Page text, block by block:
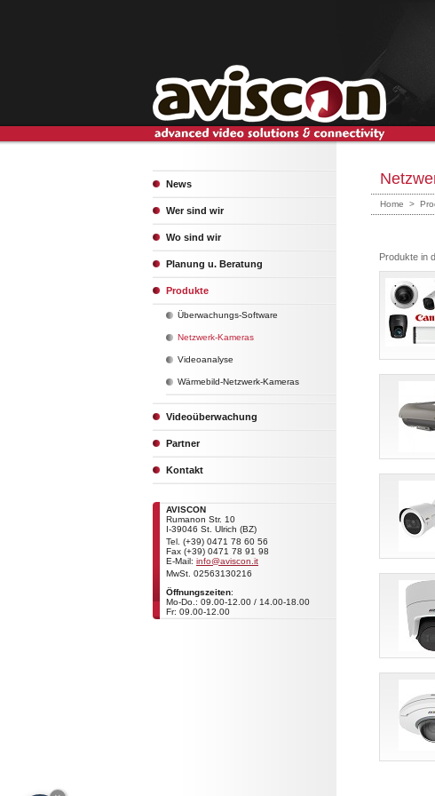
News
Wer sind wir
Wo sind wir
Planung u. Beratung
Produkte
Überwachungs-Software
Netzwerk-Kameras
Videoanalyse
Wärmebild-Netzwerk-Kameras
Videoüberwachung
Partner
Kontakt
AVISCON
Rumanon Str. 10
I-39046 St. Ulrich (BZ)
Tel. (+39) 0471 78 60 56
Fax (+39) 0471 78 91 98
E-Mail: info@aviscon.it
MwSt. 02563130216
Öffnungszeiten:
Mo-Do.: 09.00-12.00 / 14.00-18.00
Fr: 09.00-12.00
Home >
Produkte in